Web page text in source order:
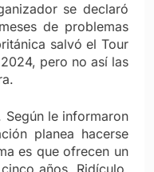
se declaró
de problemas
salvó el Tour
pero no así las
le informaron
planea hacerse
es que ofrecen un